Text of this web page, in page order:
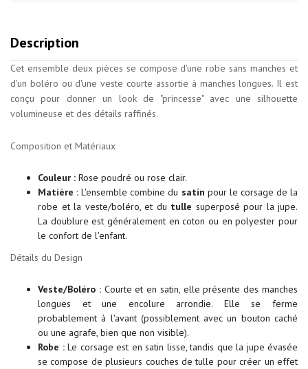
Description
Cet ensemble deux pièces se compose d'une robe sans manches et
d'un boléro ou d'une veste courte assortie à manches longues. Il est
conçu pour donner un look de "princesse" avec une silhouette
volumineuse et des détails raffinés.
Composition et Matériaux
Couleur : Rose poudré ou rose clair.
Matière : L'ensemble combine du satin pour le corsage de la
robe et la veste/boléro, et du tulle superposé pour la jupe.
La doublure est généralement en coton ou en polyester pour
le confort de l'enfant.
Détails du Design
Veste/Boléro :Courte et en satin, elle présente des manches
longues et une encolure arrondie. Elle se ferme
probablement à l'avant (possiblement avec un bouton caché
ou une agrafe, bien que non visible).
Robe :Le corsage est en satin lisse, tandis que la jupe évasée
se compose de plusieurs couches de tulle pour créer un effet